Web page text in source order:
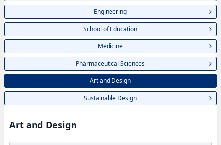
Engineering
School of Education
Medicine
Pharmaceutical Sciences
Art and Design
Sustainable Design
Art and Design